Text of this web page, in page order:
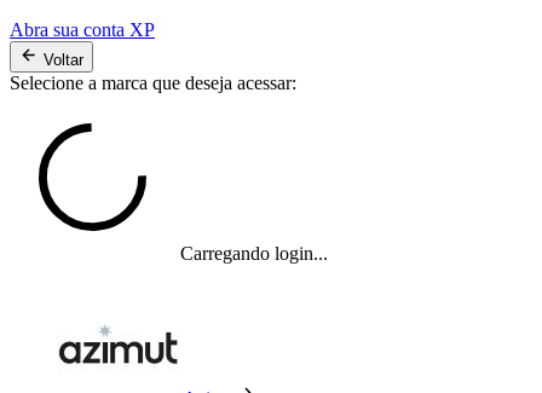
Abra sua conta XP
Voltar
Selecione a marca que deseja acessar:
Carregando login...